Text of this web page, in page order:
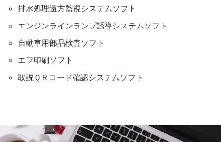
排水処理遠方監視システムソフト
エンジンラインランプ誘導システムソフト
自動車用部品検査ソフト
エフ印刷ソフト
取説ＱＲコード確認システムソフト